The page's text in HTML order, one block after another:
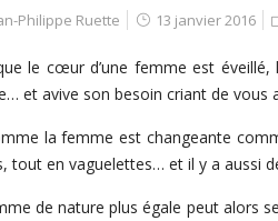
Philippe Ruette 13 janvier 2016
le cœur d’une femme est
et avive son besoin criant de vous
la femme est changeante
tout en vaguelettes… et il y a aussi
de nature plus égale peut alors